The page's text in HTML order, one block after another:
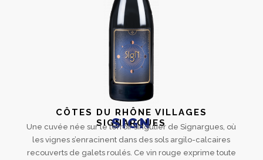
CÔTES DU RHÔNE VILLAGES
SIGNARGUES
SIGN
Une cuvée née sur le terroir singulier de Signargues, où
les vignes s’enracinent dans des sols argilo-calcaires
recouverts de galets roulés. Ce vin rouge exprime toute